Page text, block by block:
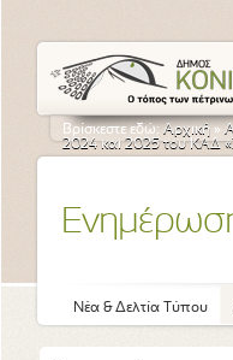
Βρίσκεστε εδώ:Αρχική »
2024 και 2025 του ΚΑΔ
Νέα & Δελτία Τύπου